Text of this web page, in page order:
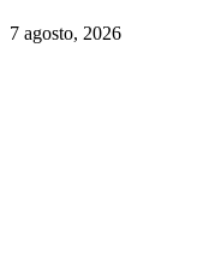
7 agosto, 2026